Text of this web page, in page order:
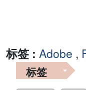
标签 : Adobe ,
标签